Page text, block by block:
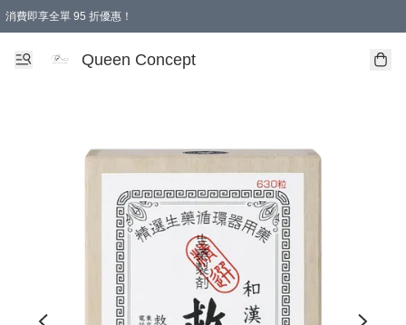
消費即享全單 95 折優惠！
Queen Concept